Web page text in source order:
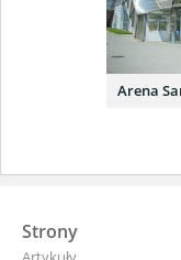
Arena
Strony